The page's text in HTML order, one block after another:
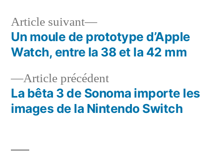
Navigation
l’article
Article précédentArticle
précédent :
La bêta 3 de Sonoma importe les
images de la Nintendo Switch
Article suivant
Article
suivant :
Un moule de prototype d’Apple
Watch, entre la 38 et la 42 mm